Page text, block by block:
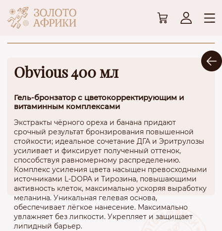
Obvious 400 мл
Гель-бронзатор с цветокорректирующим и
витаминным комплексами
Экстракты чёрного ореха и банана придают
срочный результат бронзирования повышенной
стойкости; идеальное сочетание ДГА и Эритрулозы
усиливает и фиксирует полученный оттенок,
способствуя равномерному распределению.
Комплекс усиления цвета насыщен превосходными
источниками L-DOPA и Тирозина, повышающими
активность клеток, максимально ускоряя выработку
меланина. Уникальная гелевая основа,
обеспечивает лёгкое нанесение. Максимально
увлажняет без липкости. Укрепляет и защищает
липидный барьер.